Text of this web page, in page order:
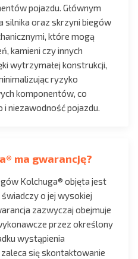
pojazdu. Głównym
silnika oraz skrzyni biegów
które mogą
kamieni czy innych
wytrzymałej konstrukcji,
ryzyko
komponentów, co
niezawodność pojazdu.
ma gwarancję?
Kolchuga® objęta jest
o jej wysokiej
zazwyczaj obejmuje
przez określony
wystąpienia
się skontaktowanie